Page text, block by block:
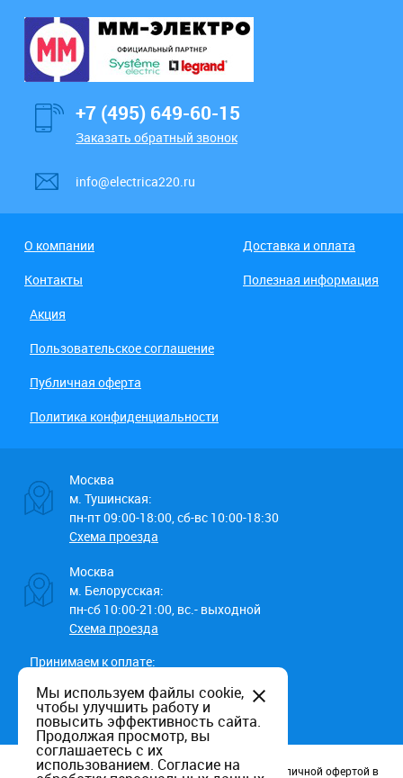
+7 (495) 649-60-15
Заказать обратный звонок
info@electrica220.ru
О компании
Доставка и оплата
Контакты
Полезная информация
Акция
Пользовательское соглашение
Публичная оферта
Политика конфиденциальности
Москва
м. Тушинская:
пн-пт 09:00-18:00, сб-вс 10:00-18:30
Схема проезда
Москва
м. Белорусская:
пн-сб 10:00-21:00, вс.- выходной
Схема проезда
Принимаем к оплате:
Данный информационный ресурс не является публичной офертой в
Мы используем файлы cookie,
чтобы улучшить работу и
повысить эффективность сайта.
Продолжая просмотр, вы
соглашаетесь с их
использованием. Согласие на